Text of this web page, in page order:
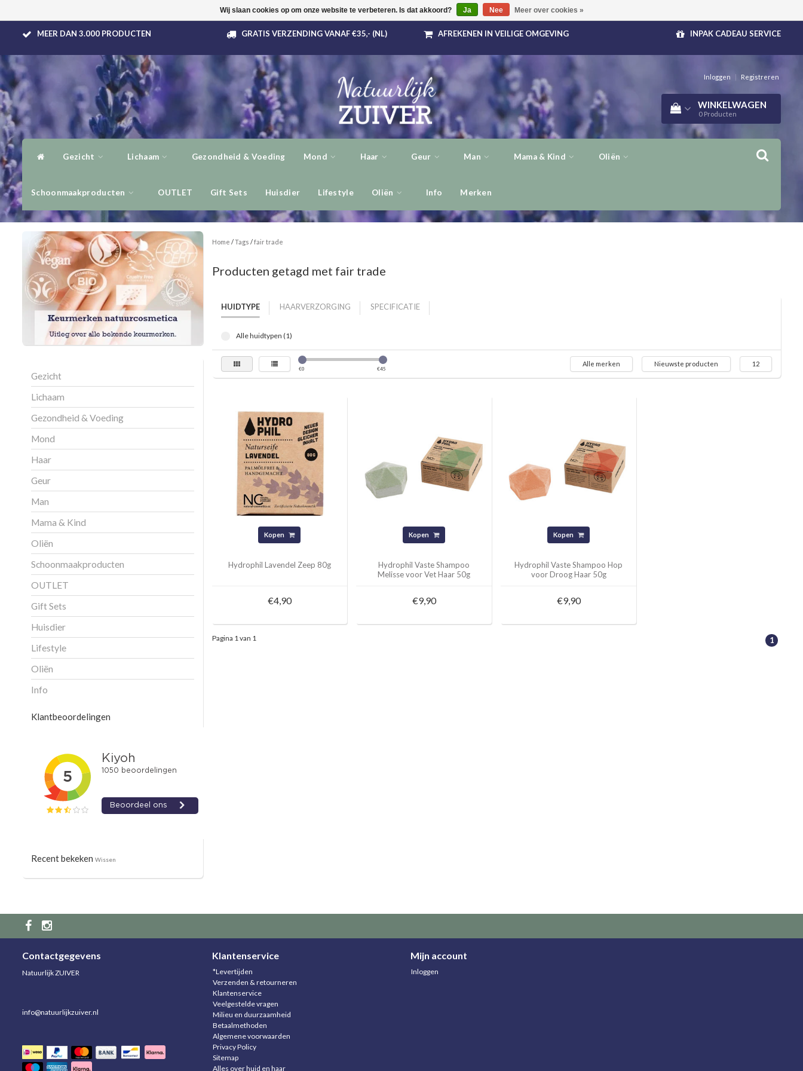
MEER DAN 3.000 PRODUCTEN GRATIS VERZENDING VANAF €35,- (NL) AFREKENEN IN VEILIGE OMGEVING INPAK CADEAU SERVICE
Inloggen | Registreren
WINKELWAGEN
0 Producten
Gezicht Lichaam Gezondheid & Voeding Mond Haar Geur Man Mama & Kind Oliën
Schoonmaakproducten OUTLET Gift Sets Huisdier Lifestyle Oliën Info Merken
Gezicht
Lichaam
Gezondheid & Voeding
Mond
Haar
Geur
Man
Mama & Kind
Oliën
Schoonmaakproducten
OUTLET
Gift Sets
Huisdier
Lifestyle
Oliën
Info
Klantbeoordelingen
Recent bekeken Wissen
Home /Tags /fair trade
Producten getagd met fair trade
HUIDTYPE HAARVERZORGING SPECIFICATIE
Alle huidtypen (1)
€0 €45
Alle merken Nieuwste producten 12
Kopen
Hydrophil Lavendel Zeep 80g
€4,90
Kopen
Hydrophil Vaste Shampoo
Melisse voor Vet Haar 50g
€9,90
Kopen
Hydrophil Vaste Shampoo Hop
voor Droog Haar 50g
€9,90
Pagina 1 van 1 1
Contactgegevens
Natuurlijk ZUIVER
info@natuurlijkzuiver.nl
Klantenservice
*Levertijden
Verzenden & retourneren
Klantenservice
Veelgestelde vragen
Milieu en duurzaamheid
Betaalmethoden
Algemene voorwaarden
Privacy Policy
Sitemap
Alles over huid en haar
Mijn account
Inloggen
Wij slaan cookies op om onze website te verbeteren. Is dat akkoord? Ja Nee Meer over cookies »